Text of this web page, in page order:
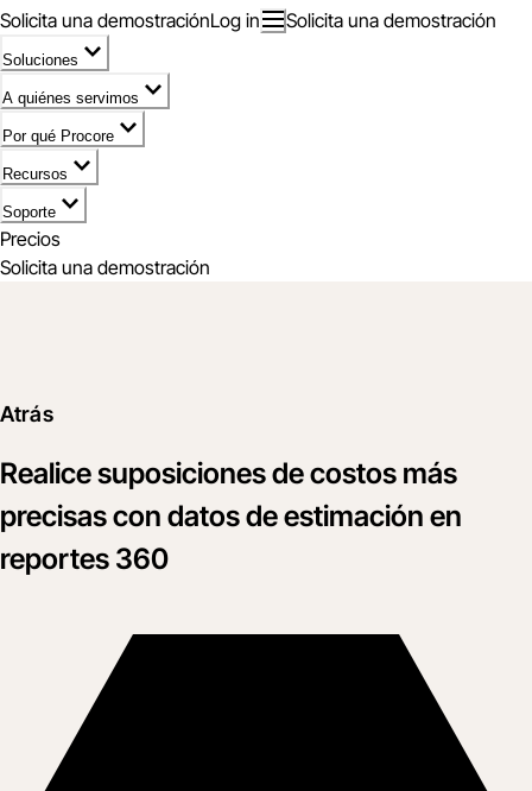
Solicita una demostraciónLog in Solicita una demostración
Soluciones
A quiénes servimos
Por qué Procore
Recursos
Soporte
Precios
Solicita una demostración
Atrás
Realice suposiciones de costos más
precisas con datos de estimación en
reportes 360